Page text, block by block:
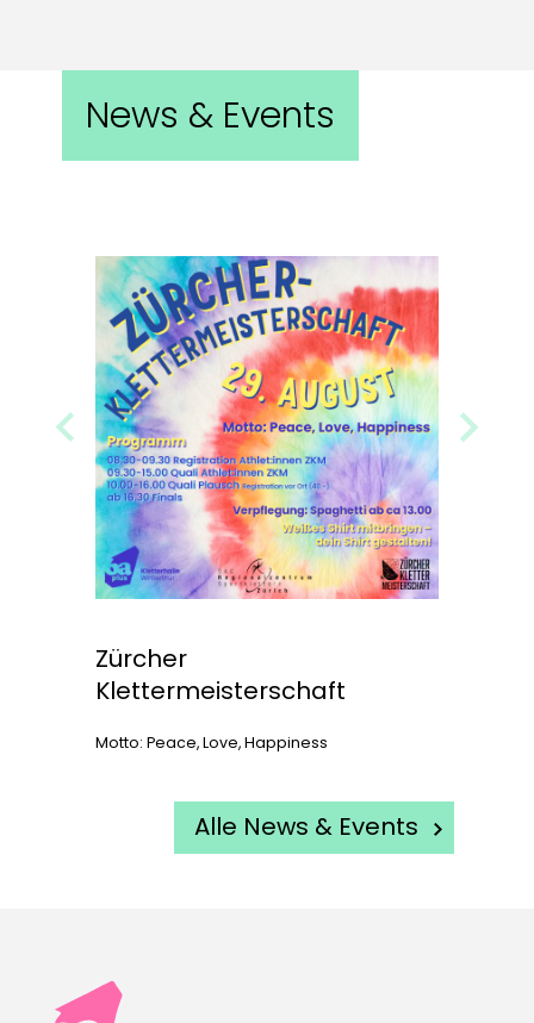
News & Events
Alle News & Events
Zürcher
Klettermeisterschaft
Motto: Peace, Love, Happiness
Previous Next